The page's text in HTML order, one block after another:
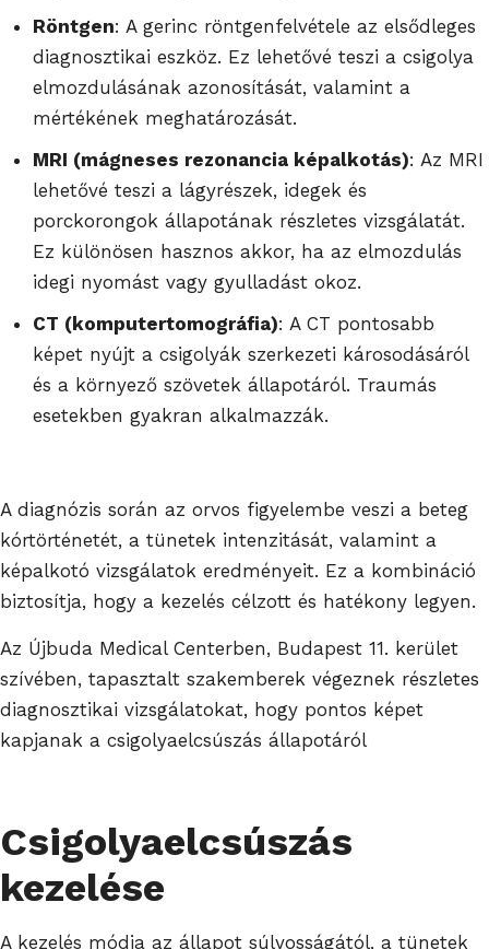
Röntgen: A gerinc röntgenfelvétele az elsődleges
diagnosztikai eszköz. Ez lehetővé teszi a csigolya
elmozdulásának azonosítását, valamint a
mértékének meghatározását.
MRI (mágneses rezonancia képalkotás): Az MRI
lehetővé teszi a lágyrészek, idegek és
porckorongok állapotának részletes vizsgálatát.
Ez különösen hasznos akkor, ha az elmozdulás
idegi nyomást vagy gyulladást okoz.
CT (komputertomográfia): A CT pontosabb
képet nyújt a csigolyák szerkezeti károsodásáról
és a környező szövetek állapotáról. Traumás
esetekben gyakran alkalmazzák.
A diagnózis során az orvos figyelembe veszi a beteg
kórtörténetét, a tünetek intenzitását, valamint a
képalkotó vizsgálatok eredményeit. Ez a kombináció
biztosítja, hogy a kezelés célzott és hatékony legyen.
Az Újbuda Medical Centerben, Budapest 11. kerület
szívében, tapasztalt szakemberek végeznek részletes
diagnosztikai vizsgálatokat, hogy pontos képet
kapjanak a csigolyaelcsúszás állapotáról
Csigolyaelcsúszás
kezelése
A kezelés módja az állapot súlyosságától, a tünetek